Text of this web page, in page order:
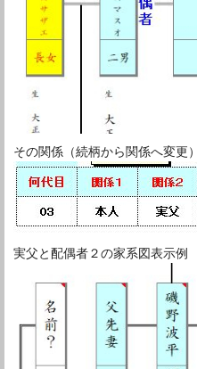
その関係（続柄から関係へ変更）
実父と配偶者２の家系図表示例